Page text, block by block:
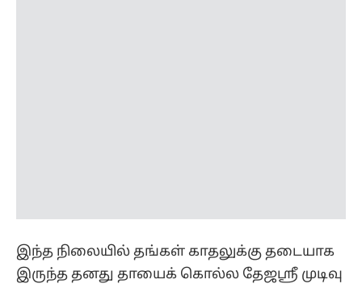
இந்த நிலையில் தங்கள் காதலுக்கு தடையாக
இருந்த தனது தாயைக் கொல்ல தேஜஸ்ரீ முடிவு